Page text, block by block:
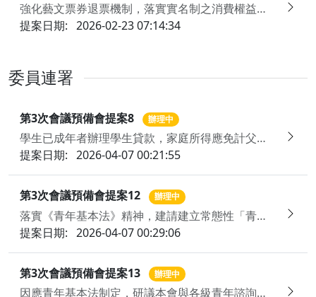
強化藝文票券退票機制，落實實名制之消費權益保障
提案日期: 2026-02-23 07:14:34
委員連署
第3次會議預備會提案8 辦理中
學生已成年者辦理學生貸款，家庭所得應免計父母收入
提案日期: 2026-04-07 00:21:55
第3次會議預備會提案12 辦理中
落實《青年基本法》精神，建請建立常態性「青年氣候變遷調適參與機制」，並結合數位工具與在地實作，將現行專案型機制轉型為長期穩定之治理機制，賦權青年成為國家氣候行動之治理夥伴
提案日期: 2026-04-07 00:29:06
第3次會議預備會提案13 辦理中
因應青年基本法制定，研議本會與各級青年諮詢組織將來之運作與發展，以符合青年發展願景